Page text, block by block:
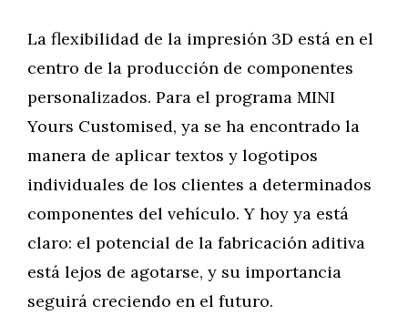
La flexibilidad de la impresión 3D está en el
centro de la producción de componentes
personalizados. Para el programa MINI
Yours Customised, ya se ha encontrado la
manera de aplicar textos y logotipos
individuales de los clientes a determinados
componentes del vehículo. Y hoy ya está
claro: el potencial de la fabricación aditiva
está lejos de agotarse, y su importancia
seguirá creciendo en el futuro.